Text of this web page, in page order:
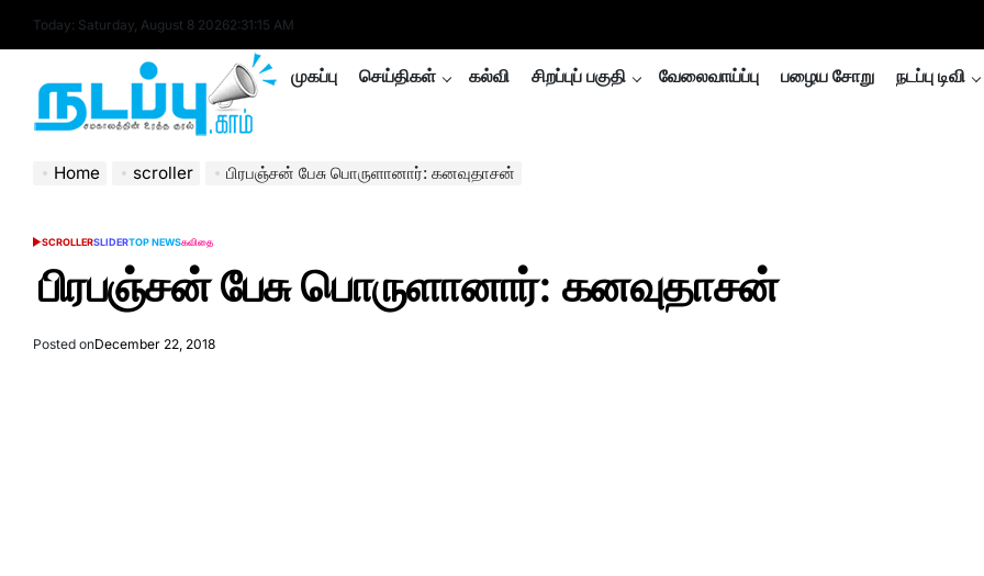
Today: Saturday, August 8 20262:31:16 AM
nadappu.com
முகப்பு செய்திகள் கல்வி சிறப்புப் பகுதி வேலைவாய்ப்பு பழைய சோறு நடப்பு டிவி
Home scroller பிரபஞ்சன் பேசு பொருளானார்: கனவுதாசன்
POSTED
SCROLLERSLIDERTOP NEWSகவிதை
பிரபஞ்சன் பேசு பொருளானார்: கனவுதாசன்
Posted onDecember 22, 2018